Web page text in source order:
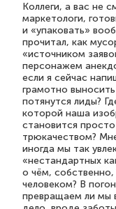
Коллеги, а вас не
маркетологи,
и «упаковать»
прочитал, как
«источником
персонажем
если я сейчас
грамотно
потянутся лиды?
которой наша
становится
трюкачеством?
иногда мы так
«нестандартных
о чём,
человеком? В
превращаем ли мы